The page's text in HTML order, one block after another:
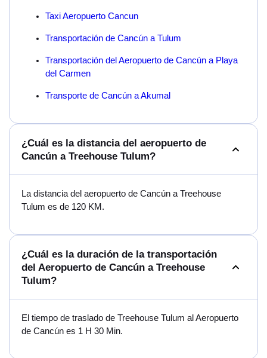
Taxi Aeropuerto Cancun
Transportación de Cancún a Tulum
Transportación del Aeropuerto de Cancún a Playa
del Carmen
Transporte de Cancún a Akumal
¿Cuál es la distancia del aeropuerto de
Cancún a Treehouse Tulum?
La distancia del aeropuerto de Cancún a Treehouse
Tulum es de 120 KM.
¿Cuál es la duración de la transportación
del Aeropuerto de Cancún a Treehouse
Tulum?
El tiempo de traslado de Treehouse Tulum al Aeropuerto
de Cancún es 1 H 30 Min.